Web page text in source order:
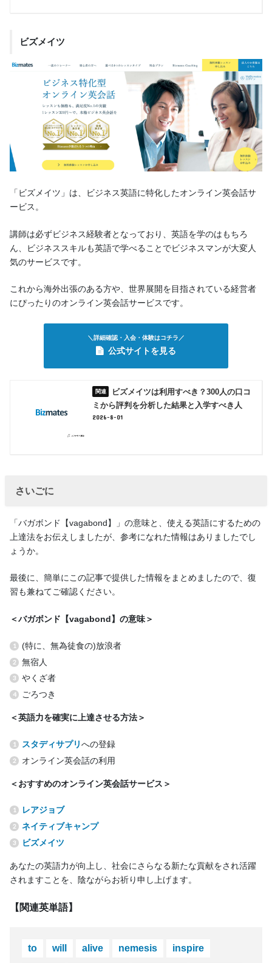
ビズメイツ
「ビズメイツ」は、ビジネス英語に特化したオンライン英会話サ
ービス。
講師は必ずビジネス経験者となっており、英語を学のはもちろ
ん、ビジネススキルも英語で学べることでビジネスマンが大変人
気のサービスです。
これから海外出張のある方や、世界展開を目指されている経営者
にぴったりのオンライン英会話サービスです。
＼詳細確認・入会・体験はコチラ／
公式サイトを見る
ビズメイツは利用すべき？300人の口コ
ミから評判を分析した結果と入学すべき人
2026-8-01
さいごに
「バガボンド【vagabond】」の意味と、使える英語にするための
上達法をお伝えしましたが、参考になれた情報はありましたでし
ょうか。
最後に、簡単にこの記事で提供した情報をまとめましたので、復
習も兼ねてご確認ください。
＜バガボンド【vagabond】の意味＞
(特に、無為徒食の)放浪者
無宿人
やくざ者
ごろつき
＜英語力を確実に上達させる方法＞
スタディサプリへの登録
オンライン英会話の利用
＜おすすめのオンライン英会話サービス＞
レアジョブ
ネイティブキャンプ
ビズメイツ
あなたの英語力が向上し、社会にさらなる新たな貢献をされ活躍
されますことを、陰ながらお祈り申し上げます。
【関連英単語】
to will alive nemesis inspire